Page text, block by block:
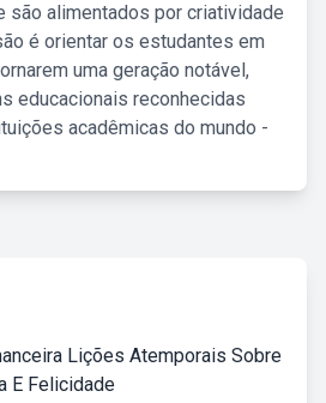
são alimentados por criatividade
é orientar os estudantes em
uma geração notável,
educacionais reconhecidas
acadêmicas do mundo -
Lições Atemporais Sobre
E Felicidade